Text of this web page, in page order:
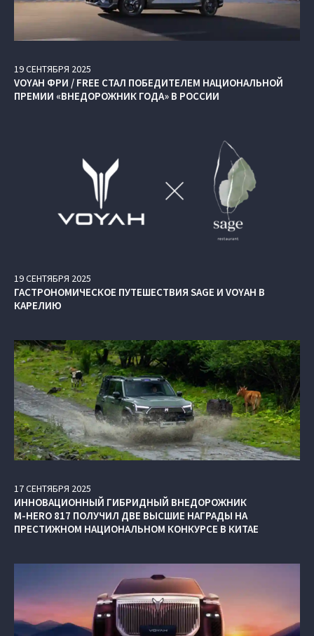
19СЕНТЯБРЯ 2025
VOYAH ФРИ / FREE СТАЛ ПОБЕДИТЕЛЕМ НАЦИОНАЛЬНОЙ
ПРЕМИИ «ВНЕДОРОЖНИК ГОДА» В РОССИИ
19СЕНТЯБРЯ 2025
ГАСТРОНОМИЧЕСКОЕ ПУТЕШЕСТВИЯ SAGE И VOYAH В
КАРЕЛИЮ
17СЕНТЯБРЯ 2025
ИННОВАЦИОННЫЙ ГИБРИДНЫЙ ВНЕДОРОЖНИК
M‑HERO 817 ПОЛУЧИЛ ДВЕ ВЫСШИЕ НАГРАДЫ НА
ПРЕСТИЖНОМ НАЦИОНАЛЬНОМ КОНКУРСЕ В КИТАЕ